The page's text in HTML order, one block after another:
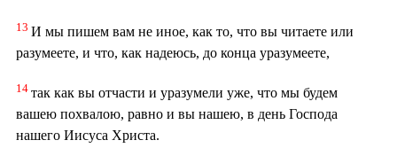
13 И мы пишем вам не иное, как то, что вы читаете или
разумеете, и что, как надеюсь, до конца уразумеете,
14 так как вы отчасти и уразумели уже, что мы будем
вашею похвалою, равно и вы нашею, в день Господа
нашего Иисуса Христа.